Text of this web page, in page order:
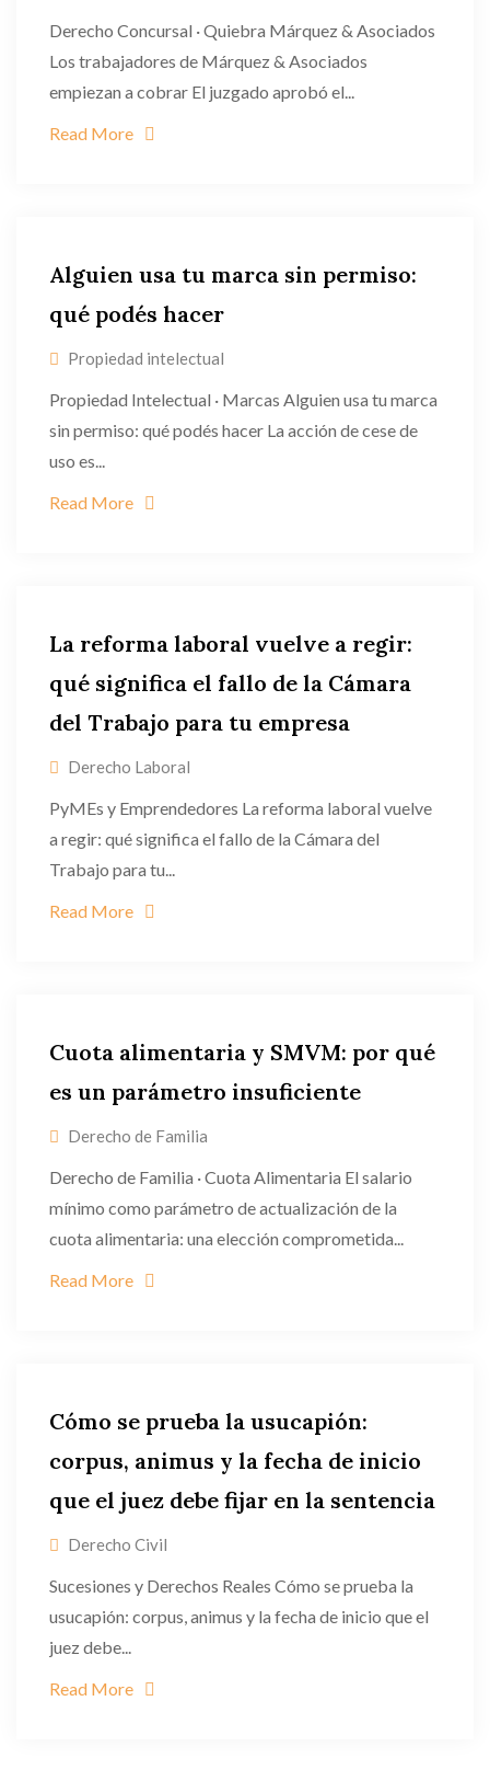
Derecho Concursal · Quiebra Márquez & Asociados
Los trabajadores de Márquez & Asociados
empiezan a cobrar El juzgado aprobó el...
Read More
Alguien usa tu marca sin permiso:
qué podés hacer
Propiedad intelectual
Propiedad Intelectual · Marcas Alguien usa tu marca
sin permiso: qué podés hacer La acción de cese de
uso es...
Read More
La reforma laboral vuelve a regir:
qué significa el fallo de la Cámara
del Trabajo para tu empresa
Derecho Laboral
PyMEs y Emprendedores La reforma laboral vuelve
a regir: qué significa el fallo de la Cámara del
Trabajo para tu...
Read More
Cuota alimentaria y SMVM: por qué
es un parámetro insuficiente
Derecho de Familia
Derecho de Familia · Cuota Alimentaria El salario
mínimo como parámetro de actualización de la
cuota alimentaria: una elección comprometida...
Read More
Cómo se prueba la usucapión:
corpus, animus y la fecha de inicio
que el juez debe fijar en la sentencia
Derecho Civil
Sucesiones y Derechos Reales Cómo se prueba la
usucapión: corpus, animus y la fecha de inicio que el
juez debe...
Read More